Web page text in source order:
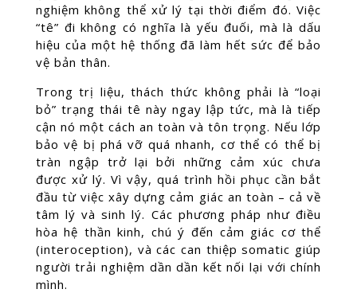
nghiệm không thể xử lý tại thời điểm đó. Việc
“tê” đi không có nghĩa là yếu đuối, mà là dấu
hiệu của một hệ thống đã làm hết sức để bảo
vệ bản thân.
Trong trị liệu, thách thức không phải là “loại
bỏ” trạng thái tê này ngay lập tức, mà là tiếp
cận nó một cách an toàn và tôn trọng. Nếu lớp
bảo vệ bị phá vỡ quá nhanh, cơ thể có thể bị
tràn ngập trở lại bởi những cảm xúc chưa
được xử lý. Vì vậy, quá trình hồi phục cần bắt
đầu từ việc xây dựng cảm giác an toàn – cả về
tâm lý và sinh lý. Các phương pháp như điều
hòa hệ thần kinh, chú ý đến cảm giác cơ thể
(interoception), và các can thiệp somatic giúp
người trải nghiệm dần dần kết nối lại với chính
mình.